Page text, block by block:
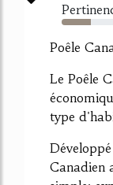
53%
Poêle
Le Poêle
type
Canadien